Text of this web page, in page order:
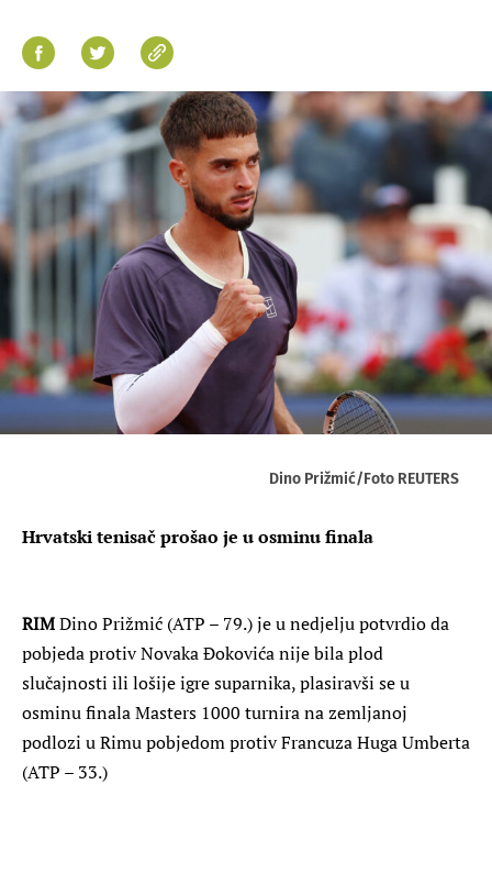
Dino Prižmić/Foto REUTERS
Hrvatski tenisač prošao je u osminu finala
RIMDino Prižmić (ATP – 79.) je u nedjelju potvrdio da
pobjeda protiv Novaka Đokovića nije bila plod
slučajnosti ili lošije igre suparnika, plasiravši se u
osminu finala Masters 1000 turnira na zemljanoj
podlozi u Rimu pobjedom protiv Francuza Huga Umberta
(ATP – 33.)